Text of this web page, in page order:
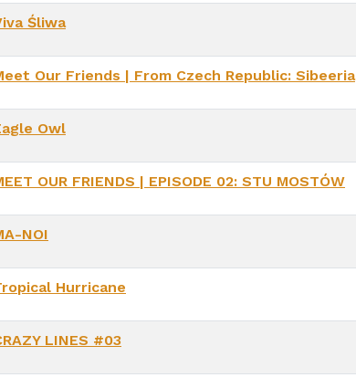
Śliwa
Our Friends | From Czech Republic: Sibeeria
Owl
OUR FRIENDS | EPISODE 02: STU MOSTÓW
NOI
Hurricane
LINES #03